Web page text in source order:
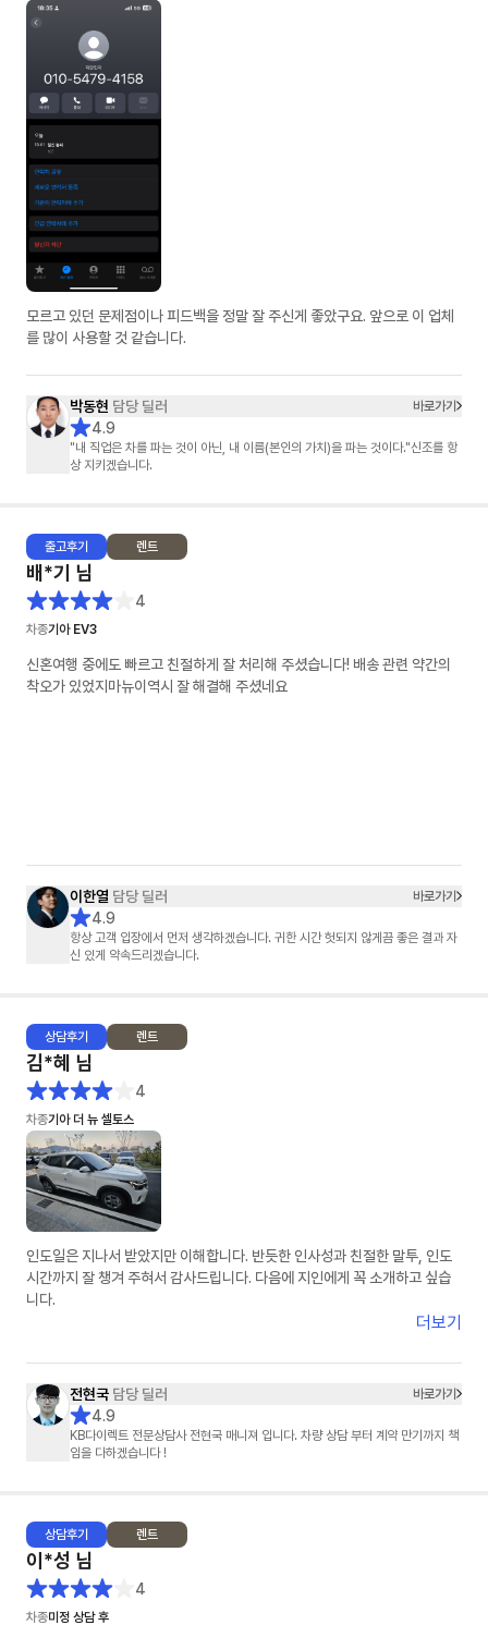
모르고 있던 문제점이나 피드백을 정말 잘 주신게 좋았구요. 앞으로 이 업체
를 많이 사용할 것 같습니다.
박동현 담당 딜러 바로가기
4.9
"내 직업은 차를 파는 것이 아닌, 내 이름(본인의 가치)을 파는 것이다."신조를 항
상 지키겠습니다.
출고후기 렌트
배*기 님
4
차종기아 EV3
신혼여행 중에도 빠르고 친절하게 잘 처리해 주셨습니다! 배송 관련 약간의
착오가 있었지마뉴이역시 잘 해결해 주셨네요
이한열 담당 딜러 바로가기
4.9
항상 고객 입장에서 먼저 생각하겠습니다. 귀한 시간 헛되지 않게끔 좋은 결과 자
신 있게 약속드리겠습니다.
상담후기 렌트
김*혜 님
4
차종기아 더 뉴 셀토스
인도일은 지나서 받았지만 이해합니다. 반듯한 인사성과 친절한 말투, 인도
시간까지 잘 챙겨 주혀서 감사드립니다. 다음에 지인에게 꼭 소개하고 싶습
니다.
더보기
전현국 담당 딜러 바로가기
4.9
KB다이렉트 전문상담사 전현국 매니져 입니다. 차량 상담 부터 계약 만기까지 책
임을 다하겠습니다 !
상담후기 렌트
이*성 님
4
차종미정 상담 후